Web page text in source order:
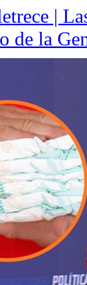
|
de la